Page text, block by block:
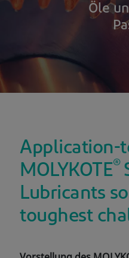
Öle
Application-
MOLYKOTE®
Lubricants
toughest